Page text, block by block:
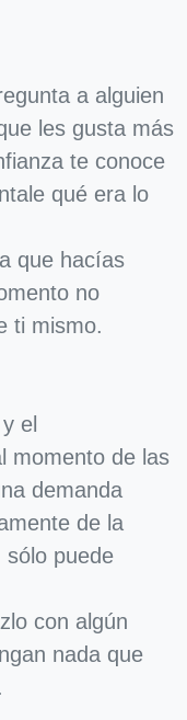
a alguien
les gusta más
te conoce
qué era lo
que hacías
no
ti mismo.
el
momento de las
demanda
de la
sólo puede
con algún
nada que